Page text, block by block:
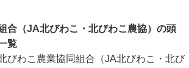
合（JA北びわこ・北びわこ農協）の頭
覧
びわこ農業協同組合（JA北びわこ・北び